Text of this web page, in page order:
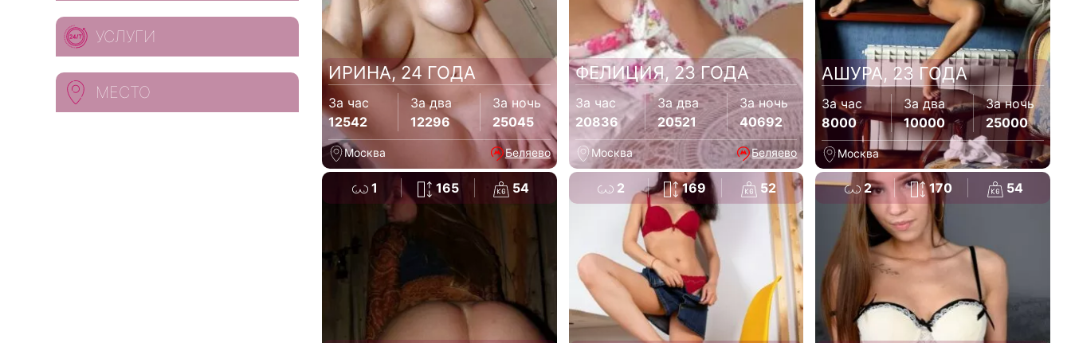
ИРИНА, 24 ГОДА
За час
12542
За два
12296
За ночь
25045
Москва Беляево
ФЕЛИЦИЯ, 23 ГОДА
За час
20836
За два
20521
За ночь
40692
Москва Беляево
АШУРА, 23 ГОДА
За час
8000
За два
10000
За ночь
25000
Москва
1 165 54 2 169 52 2 170 54
УСЛУГИ
МЕСТО